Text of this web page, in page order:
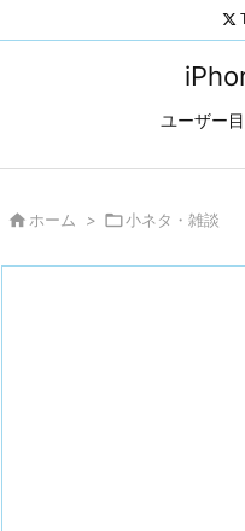
ユーザー
 ホーム > 小ネタ・雑談